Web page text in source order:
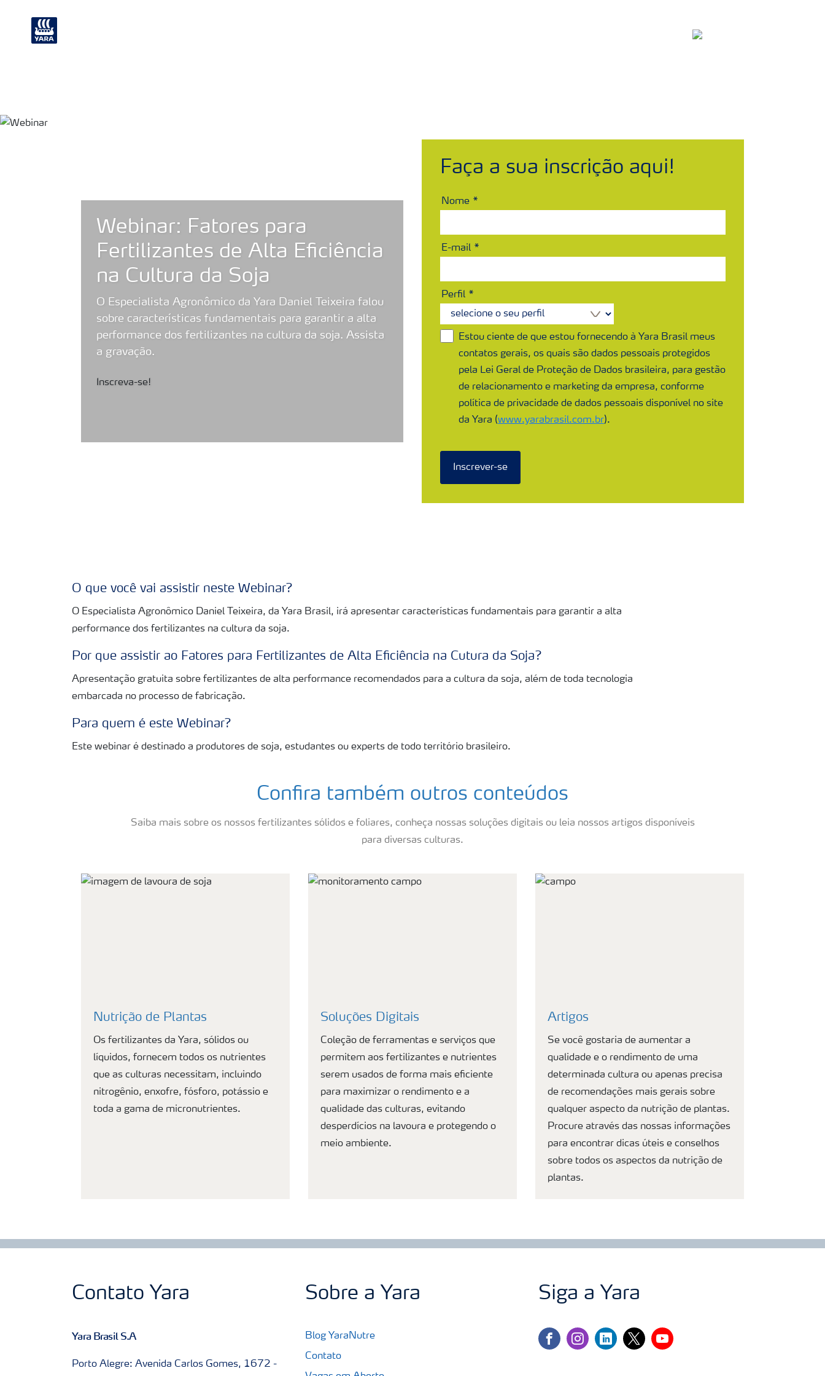
Webinar: Fatores para
Fertilizantes de Alta Eficiência
na Cultura da Soja
O Especialista Agronômico da Yara Daniel Teixeira falou
sobre características fundamentais para garantir a alta
performance dos fertilizantes na cultura da soja. Assista
a gravação.
Inscreva-se!
Faça a sua inscrição aqui!
Nome
E-mail
Perfil
Estou ciente de que estou fornecendo à Yara Brasil meus
contatos gerais, os quais são dados pessoais protegidos
pela Lei Geral de Proteção de Dados brasileira, para gestão
de relacionamento e marketing da empresa, conforme
política de privacidade de dados pessoais disponível no site
da Yara (www.yarabrasil.com.br).
Inscrever-se
O que você vai assistir neste Webinar?
O Especialista Agronômico Daniel Teixeira, da Yara Brasil, irá apresentar características fundamentais para garantir a alta
performance dos fertilizantes na cultura da soja.
Por que assistir ao Fatores para Fertilizantes de Alta Eficiência na Cutura da Soja?
Apresentação gratuita sobre fertilizantes de alta performance recomendados para a cultura da soja, além de toda tecnologia
embarcada no processo de fabricação.
Para quem é este Webinar?
Este webinar é destinado a produtores de soja, estudantes ou experts de todo território brasileiro.
Confira também outros conteúdos
Saiba mais sobre os nossos fertilizantes sólidos e foliares, conheça nossas soluções digitais ou leia nossos artigos disponíveis
para diversas culturas.
Nutrição de Plantas
Os fertilizantes da Yara, sólidos ou
líquidos, fornecem todos os nutrientes
que as culturas necessitam, incluindo
nitrogênio, enxofre, fósforo, potássio e
toda a gama de micronutrientes.
Soluções Digitais
Coleção de ferramentas e serviços que
permitem aos fertilizantes e nutrientes
serem usados de forma mais eficiente
para maximizar o rendimento e a
qualidade das culturas, evitando
desperdícios na lavoura e protegendo o
meio ambiente.
Artigos
Se você gostaria de aumentar a
qualidade e o rendimento de uma
determinada cultura ou apenas precisa
de recomendações mais gerais sobre
qualquer aspecto da nutrição de plantas.
Procure através das nossas informações
para encontrar dicas úteis e conselhos
sobre todos os aspectos da nutrição de
plantas.
Contato Yara
Yara Brasil S.A
Porto Alegre: Avenida Carlos Gomes, 1672 -
Sobre a Yara
Blog YaraNutre
Contato
Siga a Yara
facebookinstagramlinkedintwitteryoutube